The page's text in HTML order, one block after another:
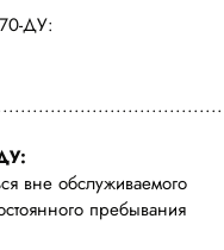
ДУ:
вне обслуживаемого
пребывания